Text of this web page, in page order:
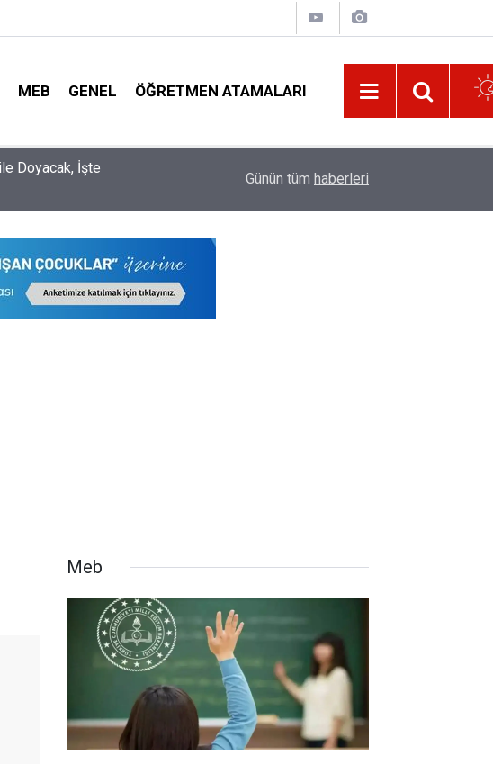
MEB GENEL ÖĞRETMEN ATAMALARI
Öğretmenlerin İl Dışı Özür Grubu Tercih Ekranı
Günün tüm haberleri
Meb